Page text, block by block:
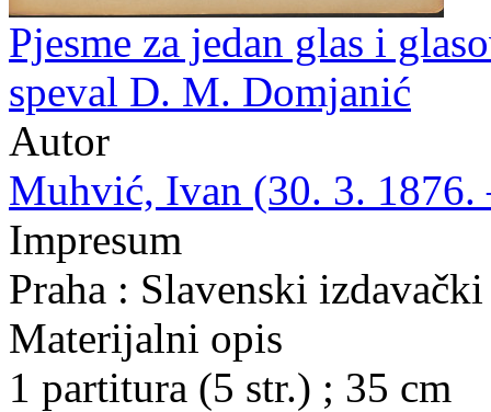
Pjesme za jedan glas i
speval D. M. Domjanić
Autor
Muhvić, Ivan (30. 3. 1876.
Impresum
Praha : Slavenski
Materijalni opis
1 partitura (5 str.) ; 35 cm